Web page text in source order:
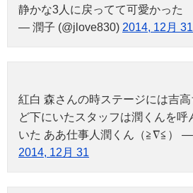
静かな3人に戻ってて可愛かった
— 潤子 (@jlove830) 2014, 12月 31
紅白 森さんの時ステージには吉
ど下にいたスタッフは潤くんを呼
いた ああ仕事人潤くん（≧∇≦）
2014, 12月 31